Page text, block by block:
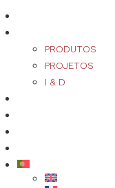
PRODUTOS
PROJETOS
I & D